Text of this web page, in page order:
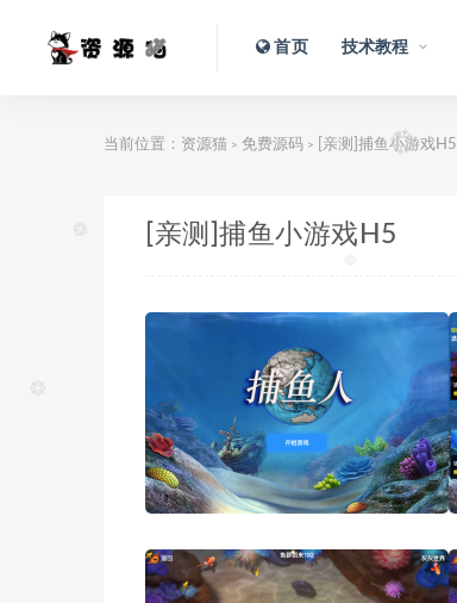
首页 技术教程
当前位置： 资源猫 > 免费源码 > [亲测]捕鱼小游戏H5
[亲测]捕鱼小游戏H5